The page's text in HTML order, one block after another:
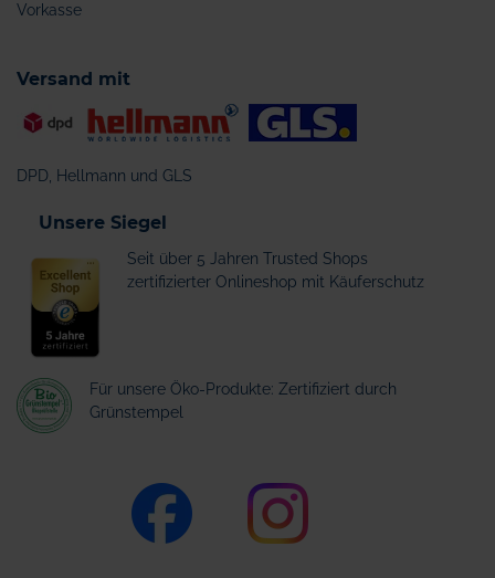
Vorkasse
Versand mit
DPD, Hellmann und GLS
Unsere Siegel
Seit über 5 Jahren Trusted Shops
zertifizierter Onlineshop mit Käuferschutz
Für unsere Öko-Produkte: Zertifiziert durch
Grünstempel